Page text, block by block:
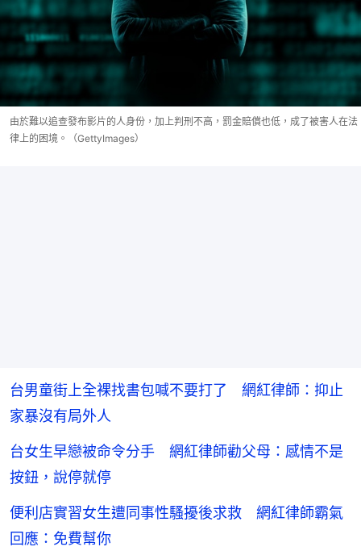
由於難以追查發布影片的人身份，加上判刑不高，罰金賠償也低，成了被害人在法
律上的困境。（GettyImages）
台男童街上全裸找書包喊不要打了 網紅律師：抑止
家暴沒有局外人
台女生早戀被命令分手 網紅律師勸父母：感情不是
按鈕，說停就停
便利店實習女生遭同事性騷擾後求救 網紅律師霸氣
回應：免費幫你